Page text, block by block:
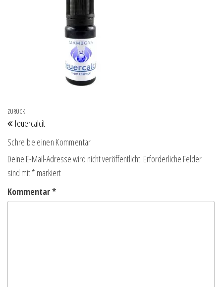
Beitragsnavigation
Vorheriger Beitrag
ZURÜCK
feuercalcit
Schreibe einen Kommentar
Deine E-Mail-Adresse wird nicht veröffentlicht. Erforderliche Felder
sind mit* markiert
Kommentar*